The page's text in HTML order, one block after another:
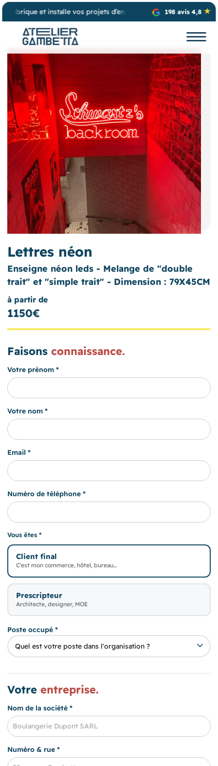
lumineuses, de stores et de vitrophanie 🌈 198 avis 4,8
Lettres néon
Enseigne néon leds - Melange de "double
trait" et "simple trait" - Dimension : 79X45CM
à partir de
1150€
Faisons connaissance.
Votre prénom *
Votre nom *
Email *
Numéro de téléphone *
Vous êtes *
Client final
C'est mon commerce, hôtel, bureau…
Prescripteur
Architecte, designer, MOE
Poste occupé *
Votre entreprise.
Nom de la société *
Numéro & rue *